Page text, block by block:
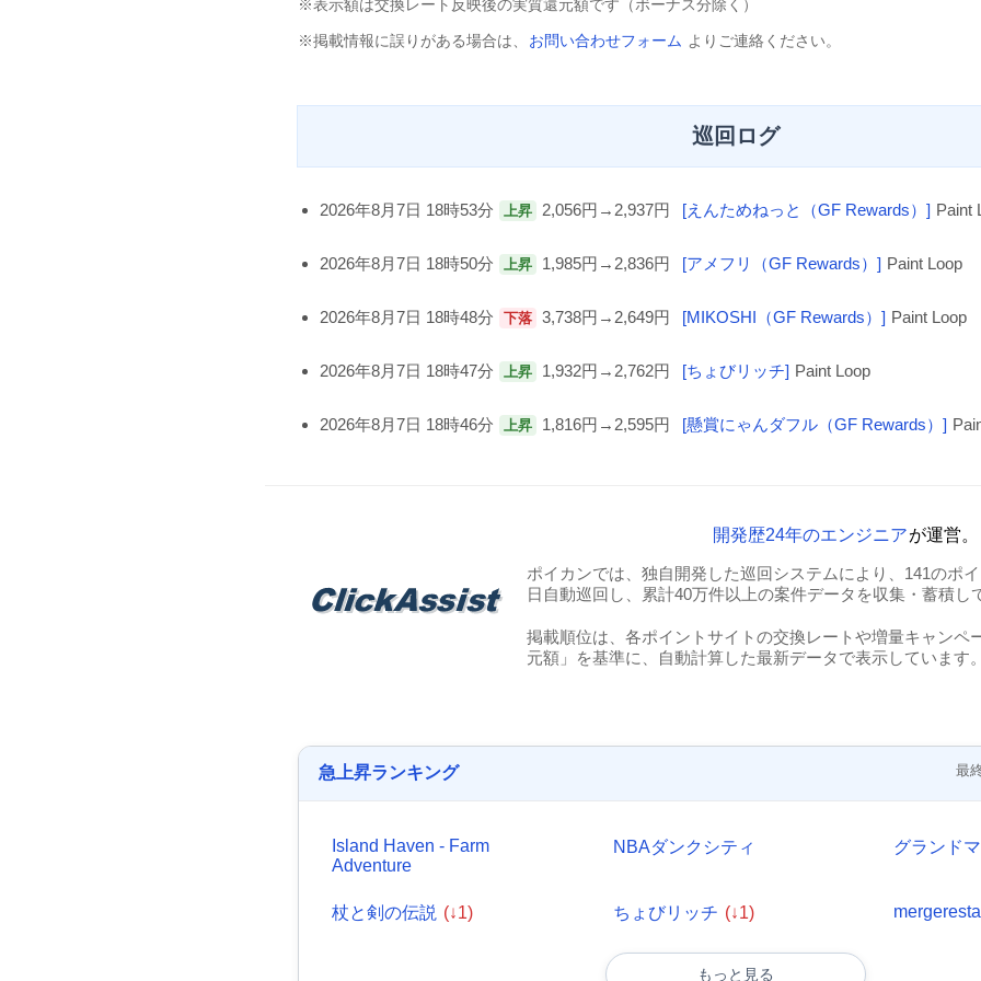
※表示額は交換レート反映後の実質還元額です（ボーナス分除く）
※掲載情報に誤りがある場合は、 お問い合わせフォーム よりご連絡ください。
巡回ログ
2026年8月7日 18時53分 上昇 2,056円→2,937円 [えんためねっと（GF Rewards）] Paint
2026年8月7日 18時50分 上昇 1,985円→2,836円 [アメフリ（GF Rewards）] Paint Loop
2026年8月7日 18時48分 下落 3,738円→2,649円 [MIKOSHI（GF Rewards）] Paint Loop
2026年8月7日 18時47分 上昇 1,932円→2,762円 [ちょびリッチ] Paint Loop
2026年8月7日 18時46分 上昇 1,816円→2,595円 [懸賞にゃんダフル（GF Rewards）]
開発歴24年のエンジニアが運営。
ポイカンでは、独自開発した巡回システムにより、141のポ
日自動巡回し、累計40万件以上の案件データを収集・蓄積し
掲載順位は、各ポイントサイトの交換レートや増量キャンペ
元額」を基準に、自動計算した最新データで表示しています。
急上昇ランキング 最
Island Haven - Farm
Adventure
NBAダンクシティ グランド
杖と剣の伝説 (↓1) ちょびリッチ (↓1)
もっと見る